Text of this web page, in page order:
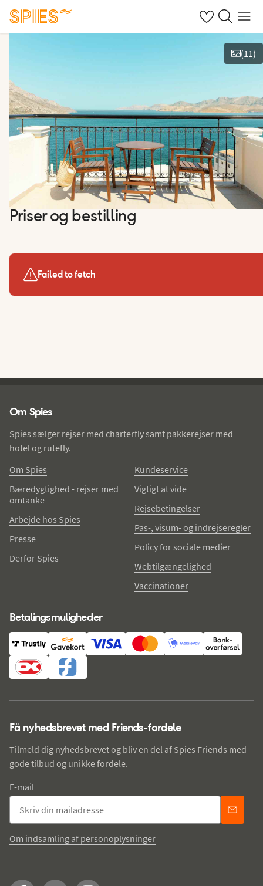
Se dine gemte
Søg påMenu
Vis billeder
(11)
Priser og bestilling
Failed to fetch
Om Spies
Spies sælger rejser med charterfly samt pakkerejser med
hotel og rutefly.
Om Spies
Bæredygtighed - rejser med
omtanke
Arbejde hos Spies
Presse
Derfor Spies
Kundeservice
Vigtigt at vide
Rejsebetingelser
Pas-, visum- og indrejseregler
Policy for sociale medier
Webtilgængelighed
Vaccinationer
Betalingsmuligheder
Få nyhedsbrevet med Friends-fordele
Tilmeld dig nyhedsbrevet og bliv en del af Spies Friends med
gode tilbud og unikke fordele.
E-mail
Om indsamling af personoplysninger